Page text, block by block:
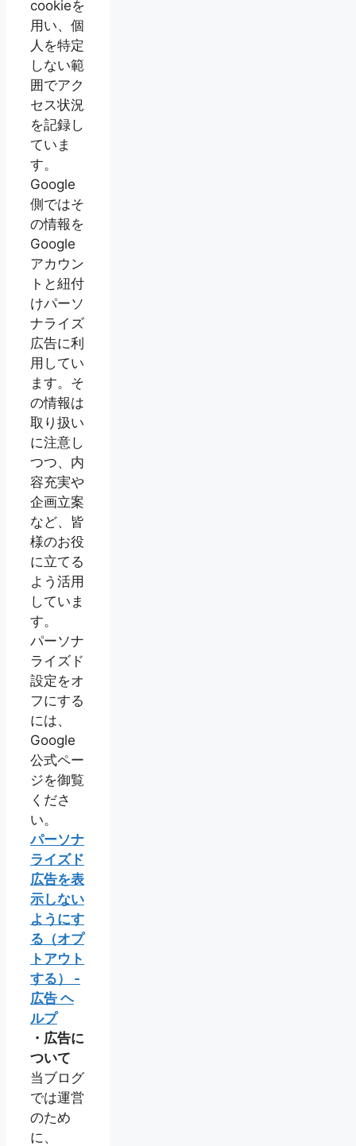
cookieを
用い、個
人を特定
しない範
囲でアク
セス状況
を記録し
ていま
す。
Google
側ではそ
の情報を
Google
アカウン
トと紐付
けパーソ
ナライズ
広告に利
用してい
ます。そ
の情報は
取り扱い
に注意し
つつ、内
容充実や
企画立案
など、皆
様のお役
に立てる
よう活用
していま
す。
パーソナ
ライズド
設定をオ
フにする
には、
Google
公式ペー
ジを御覧
くださ
い。
パーソナ
ライズド
広告を表
示しない
ようにす
る（オプ
トアウト
する） -
広告 ヘ
ルプ
・広告に
ついて
当ブログ
では運営
のため
に、